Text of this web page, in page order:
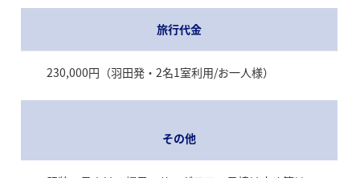
旅行代金
230,000円（羽田発・2名1室利用/お一人様）
その他